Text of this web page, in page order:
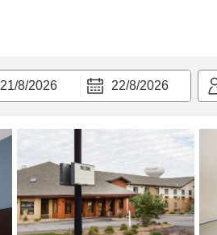
21/8/2026 22/8/2026